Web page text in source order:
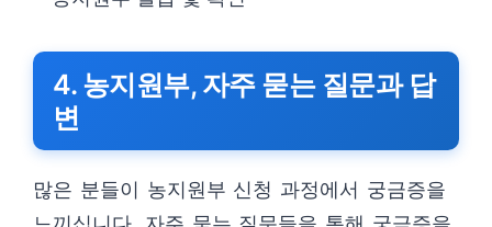
4. 농지원부, 자주 묻는 질문과 답
변
많은 분들이 농지원부 신청 과정에서 궁금증을